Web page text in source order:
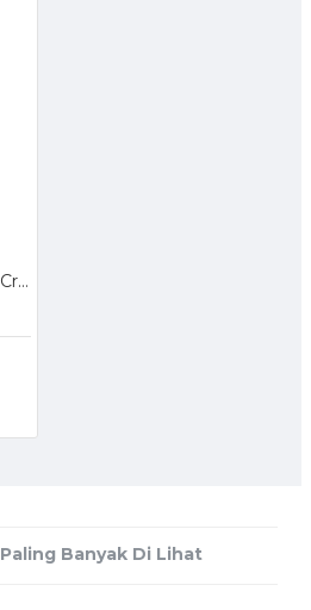
Tongkat Ketiak Kruk Crutch Alat Bantu Jalan
Paling Banyak Di Lihat